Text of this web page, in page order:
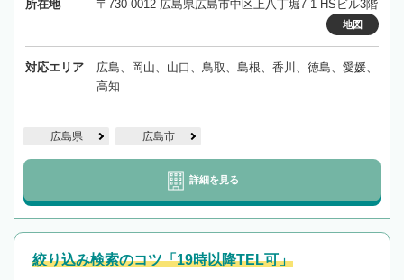
所在地 〒730-0012 広島県広島市中区上八丁堀7-1 HSビル3階
地図
対応エリア
広島、岡山、山口、鳥取、島根、香川、徳島、愛媛、
高知
広島県 広島市
詳細を見る
絞り込み検索のコツ「19時以降TEL可」